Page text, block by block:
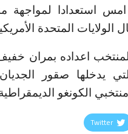
استعدادا لمواجهة
الولايات المتحدة
اعداده بمران
يدخلها صقور
الكونغو
Twitter